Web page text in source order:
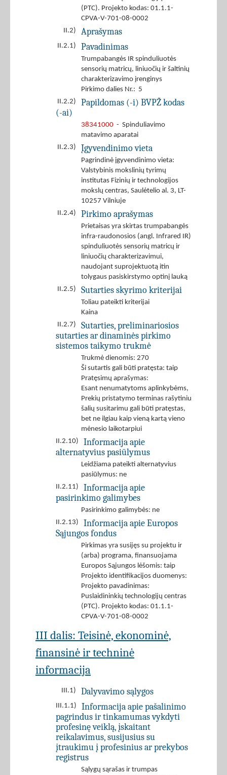
(PTC). Projekto kodas: 01.1.1-
CPVA-V-701-08-0002
II.2)
Aprašymas
II.2.1) Pavadinimas
Trumpabangės IR spinduliuotės
sensorių matricų, liniuočių ir šaltinių
charakterizavimo įrenginys
Pirkimo dalies Nr.: 5
II.2.2)
Papildomas (-i) BVPŽ kodas
(-ai)
38341000 - Spinduliavimo
matavimo aparatai
II.2.3)
Įgyvendinimo vieta
Pagrindinė įgyvendinimo vieta:
Valstybinis mokslinių tyrimų
institutas Fizinių ir technologijos
mokslų centras, Saulėtelio al. 3, LT-
10257 Vilniuje
II.2.4)
Pirkimo aprašymas
Prietaisas yra skirtas trumpabangės
infra-raudonosios (angl. Infrared IR)
spinduliuotės sensorių matricų ir
liniuočių charakterizavimui,
naudojant suprojektuotą itin
tolygaus pasiskirstymo optinį lauką
II.2.5)
Sutarties skyrimo kriterijai
Toliau pateikti kriterijai
Kaina
II.2.7)
Sutarties, preliminariosios
sutarties ar dinaminės pirkimo
sistemos taikymo trukmė
Trukmė dienomis: 270
Ši sutartis gali būti pratęsta: taip
Pratęsimų aprašymas:
Esant nenumatytoms aplinkybėms,
Prekių pristatymo terminas rašytiniu
šalių susitarimu gali būti pratęstas,
bet ne ilgiau kaip vieną kartą vieno
mėnesio laikotarpiui
II.2.10)
Informacija apie
alternatyvius pasiūlymus
Leidžiama pateikti alternatyvius
pasiūlymus: ne
II.2.11)
Informacija apie
pasirinkimo galimybes
Pasirinkimo galimybės: ne
II.2.13)
Informacija apie Europos
Sąjungos fondus
Pirkimas yra susijęs su projektu ir
(arba) programa, finansuojama
Europos Sąjungos lėšomis: taip
Projekto identifikacijos duomenys:
Projekto pavadinimas:
Puslaidininkių technologijų centras
(PTC). Projekto kodas: 01.1.1-
CPVA-V-701-08-0002
III dalis: Teisinė, ekonominė,
finansinė ir techninė
informacija
III.1) Dalyvavimo sąlygos
III.1.1)
Informacija apie pašalinimo
pagrindus ir tinkamumas vykdyti
profesinę veiklą, įskaitant
reikalavimus, susijusius su
įtraukimu į profesinius ar prekybos
registrus
Sąlygų sąrašas ir trumpas